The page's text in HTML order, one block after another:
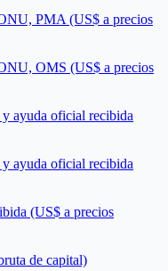
PMA (US$ a precios
OMS (US$ a precios
ayuda oficial recibida
ayuda oficial recibida
(US$ a precios
de capital)